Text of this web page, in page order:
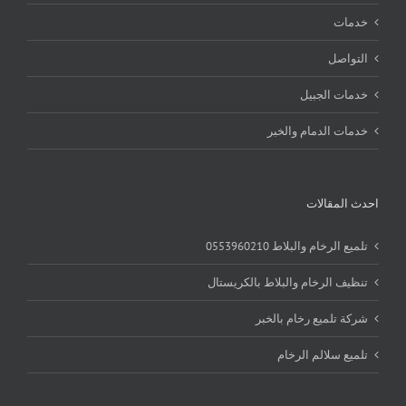
خدمات
التواصل
خدمات الجبيل
خدمات الدمام والخبر
احدث المقالات
تلميع الرخام والبلاط 0553960210
تنظيف الرخام والبلاط بالكريستال
شركة تلميع رخام بالخبر
تلميع سلالم الرخام